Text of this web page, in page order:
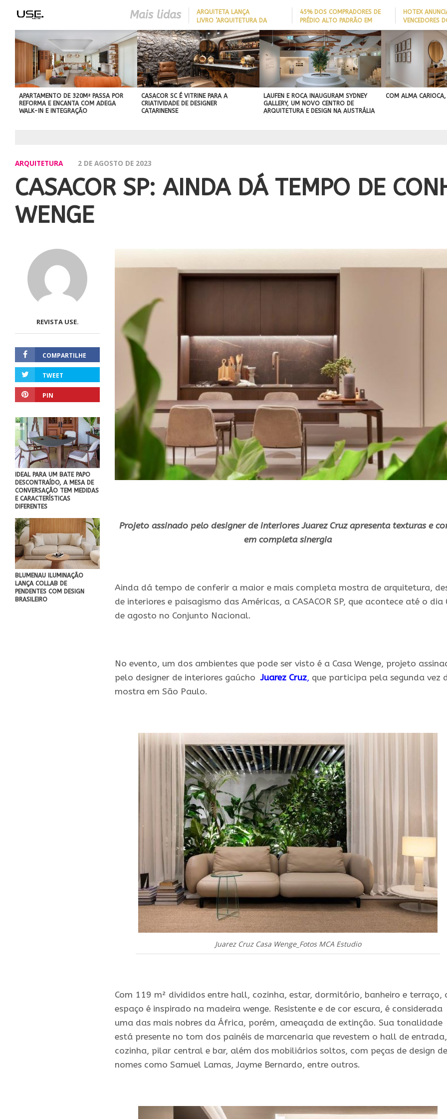
Mais lidas
ARQUITETA LANÇA
LIVRO ‘ARQUITETURA DA
LONGEVIDADE’ PARA AJUDAR A
REDUZIR QUEDAS DE IDOSOS
EM CASA E ADAPTAR LARES
SEM REFORMAS
45% DOS COMPRADORES DE
PRÉDIO ALTO PADRÃO EM
ITAJAÍ TÊM
EMBARCAÇÃO; DADO REVELA
PERFIL DO NOVO MILIONÁRIO
BRASILEIRO
HOTEX
VENCEDORES
MAIORES
HOTELARIA
BEST IN SHOW
ABIMAD’42 DESTACA O DESIGN
BRASILEIRO E REFORÇA SUA PROJEÇÃO
NO MERCADO INTERNACIONAL
APARTAMENTO DE 320M² PASSA POR
REFORMA E ENCANTA COM ADEGA
WALK-IN E INTEGRAÇÃO
CASACOR SC É VITRINE PARA A
CRIATIVIDADE DE DESIGNER
CATARINENSE
LAUFEN E ROCA INAUGURAM SYDNEY
GALLERY, UM NOVO CENTRO DE
ARQUITETURA E DESIGN NA AUSTRÁLIA
COM ALMA
ARQUITETURA 2 DE AGOSTO DE 2023
CASACOR SP: AINDA DÁ TEMPO DE
WENGE
REVISTA USE.
COMPARTILHE
TWEET
PIN
IDEAL PARA UM BATE PAPO
DESCONTRAÍDO, A MESA DE
CONVERSAÇÃO TEM MEDIDAS
E CARACTERÍSTICAS
DIFERENTES
BLUMENAU ILUMINAÇÃO
LANÇA COLLAB DE
PENDENTES COM DESIGN
BRASILEIRO
Projeto assinado pelo designer de interiores Juarez Cruz apresenta texturas e
em completa sinergia
Ainda dá tempo de conferir a maior e mais completa mostra de arquitetura,
de interiores e paisagismo das Américas, a CASACOR SP, que acontece até o dia
de agosto no Conjunto Nacional.
No evento, um dos ambientes que pode ser visto é a Casa Wenge, projeto
pelo designer de interiores gaúchoJuarez Cruz, que participa pela segunda vez
mostra em São Paulo.
Juarez Cruz Casa Wenge_Fotos MCA Estudio
Com 119 m² divididos entre hall, cozinha, estar, dormitório, banheiro e terraço,
espaço é inspirado na madeira wenge. Resistente e de cor escura, é considerada
uma das mais nobres da África, porém, ameaçada de extinção. Sua tonalidade
está presente no tom dos painéis de marcenaria que revestem o hall de entrada,
cozinha, pilar central e bar, além dos mobiliários soltos, com peças de design de
nomes como Samuel Lamas, Jayme Bernardo, entre outros.